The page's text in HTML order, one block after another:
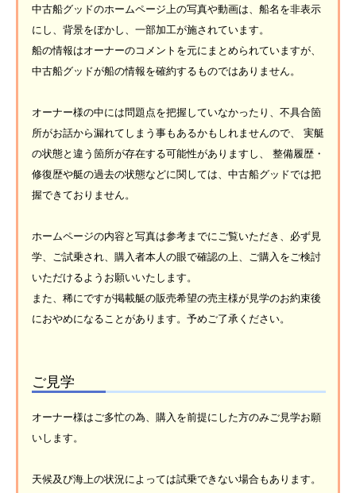
中古船グッドのホームページ上の写真や動画は、船名を非表示
にし、背景をぼかし、一部加工が施されています。
船の情報はオーナーのコメントを元にまとめられていますが、
中古船グッドが船の情報を確約するものではありません。
オーナー様の中には問題点を把握していなかったり、不具合箇
所がお話から漏れてしまう事もあるかもしれませんので、 実艇
の状態と違う箇所が存在する可能性がありますし、 整備履歴・
修復歴や艇の過去の状態などに関しては、中古船グッドでは把
握できておりません。
ホームページの内容と写真は参考までにご覧いただき、必ず見
学、ご試乗され、購入者本人の眼で確認の上、ご購入をご検討
いただけるようお願いいたします。
また、稀にですが掲載艇の販売希望の売主様が見学のお約束後
におやめになることがあります。予めご了承ください。
ご見学
オーナー様はご多忙の為、購入を前提にした方のみご見学お願
いします。
天候及び海上の状況によっては試乗できない場合もあります。